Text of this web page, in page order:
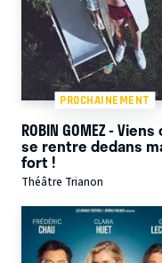
PROCHAINEMENT
ROBIN GOMEZ - Viens
se rentre dedans
fort !
Théâtre Trianon